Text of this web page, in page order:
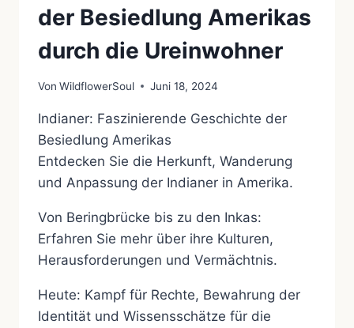
der Besiedlung Amerikas
durch die Ureinwohner
Von WildflowerSoul Juni 18, 2024
Indianer: Faszinierende Geschichte der
Besiedlung Amerikas
Entdecken Sie die Herkunft, Wanderung
und Anpassung der Indianer in Amerika.
Von Beringbrücke bis zu den Inkas:
Erfahren Sie mehr über ihre Kulturen,
Herausforderungen und Vermächtnis.
Heute: Kampf für Rechte, Bewahrung der
Identität und Wissensschätze für die